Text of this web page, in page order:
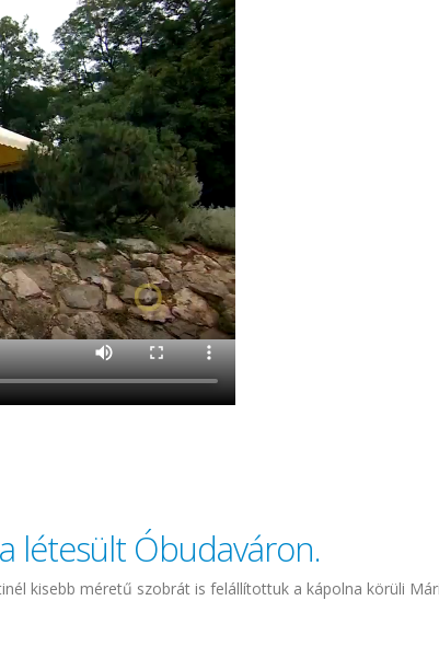
létesült Óbudaváron.
kisebb méretű szobrát is felállítottuk a kápolna körüli